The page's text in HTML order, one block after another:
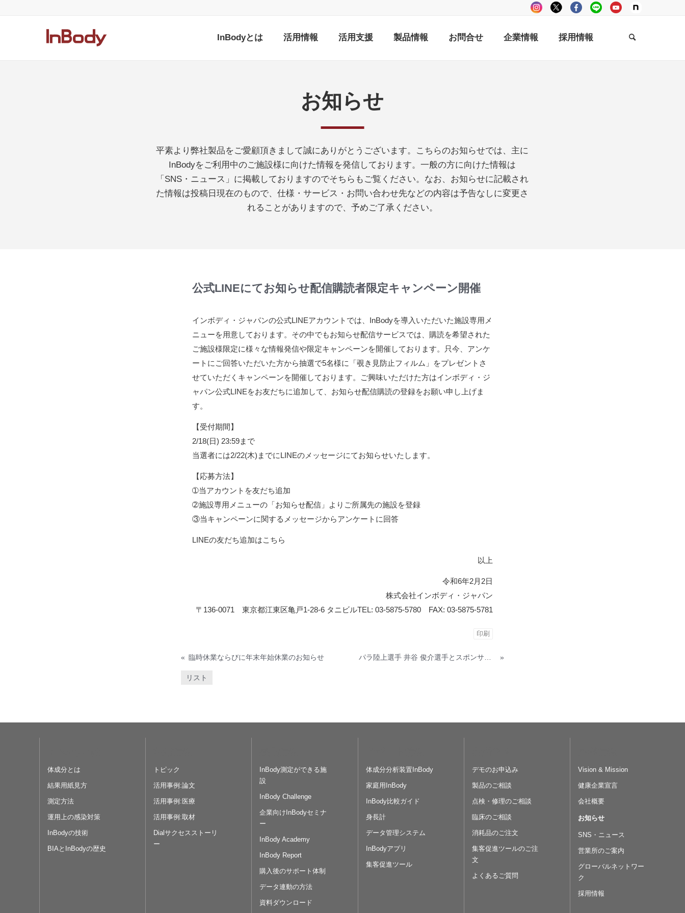
InBodyとは 活用情報 活用支援 製品情報 お問合せ 企業情報 採用情報
お知らせ
平素より弊社製品をご愛顧頂きまして誠にありがとうございます。こちらのお知らせでは、主に
InBodyをご利用中のご施設様に向けた情報を発信しております。一般の方に向けた情報は
「SNS・ニュース」に掲載しておりますのでそちらもご覧ください。なお、お知らせに記載され
た情報は投稿日現在のもので、仕様・サービス・お問い合わせ先などの内容は予告なしに変更さ
れることがありますので、予めご了承ください。
公式LINEにてお知らせ配信購読者限定キャンペーン開催
インボディ・ジャパンの公式LINEアカウントでは、InBodyを導入いただいた施設専用メ
ニューを用意しております。その中でもお知らせ配信サービスでは、購読を希望された
ご施設様限定に様々な情報発信や限定キャンペーンを開催しております。只今、アンケ
ートにご回答いただいた方から抽選で5名様に「覗き見防止フィルム」をプレゼントさ
せていただくキャンペーンを開催しております。ご興味いただけた方はインボディ・ジ
ャパン公式LINEをお友だちに追加して、お知らせ配信購読の登録をお願い申し上げま
す。
【受付期間】
2/18(日) 23:59まで
当選者には2/22(木)までにLINEのメッセージにてお知らせいたします。
【応募方法】
➀当アカウントを友だち追加
➁施設専用メニューの「お知らせ配信」よりご所属先の施設を登録
③当キャンペーンに関するメッセージからアンケートに回答
LINEの友だち追加はこちら
以上
令和6年2月2日
株式会社インボディ・ジャパン
〒136-0071 東京都江東区亀戸1-28-6 タニビルTEL: 03-5875-5780 FAX: 03-5875-5781
印刷
« 臨時休業ならびに年末年始休業のお知らせ パラ陸上選手 井谷 俊介選手とスポンサー契約を締結 »
リスト
体成分とは
結果用紙見方
測定方法
運用上の感染対策
InBodyの技術
BIAとInBodyの歴史
トピック
活用事例:論文
活用事例:医療
活用事例:取材
Dialサクセスストーリ
ー
InBody測定ができる施
設
InBody Challenge
企業向けInBodyセミナ
ー
InBody Academy
InBody Report
購入後のサポート体制
データ連動の方法
資料ダウンロード
体成分分析装置InBody
家庭用InBody
InBody比較ガイド
身長計
データ管理システム
InBodyアプリ
集客促進ツール
デモのお申込み
製品のご相談
点検・修理のご相談
臨床のご相談
消耗品のご注文
集客促進ツールのご注
文
よくあるご質問
Vision & Mission
健康企業宣言
会社概要
お知らせ
SNS・ニュース
営業所のご案内
グローバルネットワー
ク
採用情報